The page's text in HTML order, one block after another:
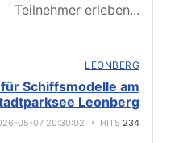
Teilnehmer erleben...
LEONBERG
Schiffsmodelle am
Leonberg
05-07 20:30:02 HITS 234